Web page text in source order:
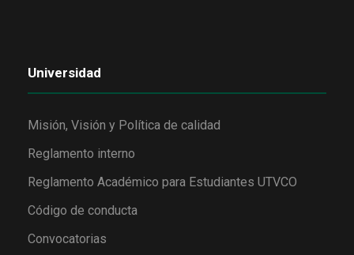
Universidad
Misión, Visión y Política de calidad
Reglamento interno
Reglamento Académico para Estudiantes UTVCO
Código de conducta
Convocatorias